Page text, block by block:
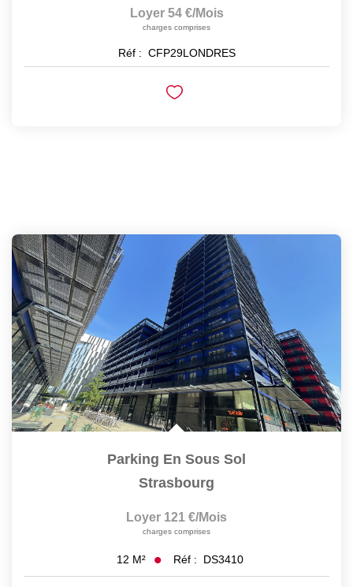
Loyer 54 €/mois
charges comprises
Réf : CFP29LONDRES
Parking En Sous Sol
Strasbourg
Loyer 121 €/mois
charges comprises
12 M² Réf : DS3410